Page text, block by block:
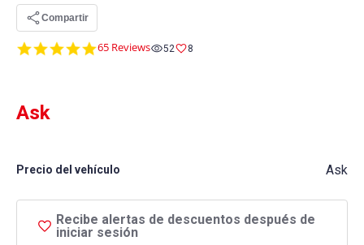
4.8
65 Reviews 52 8
Ask
Precio del vehículo Ask
Recibe alertas de descuentos después de
iniciar sesión
Compartir